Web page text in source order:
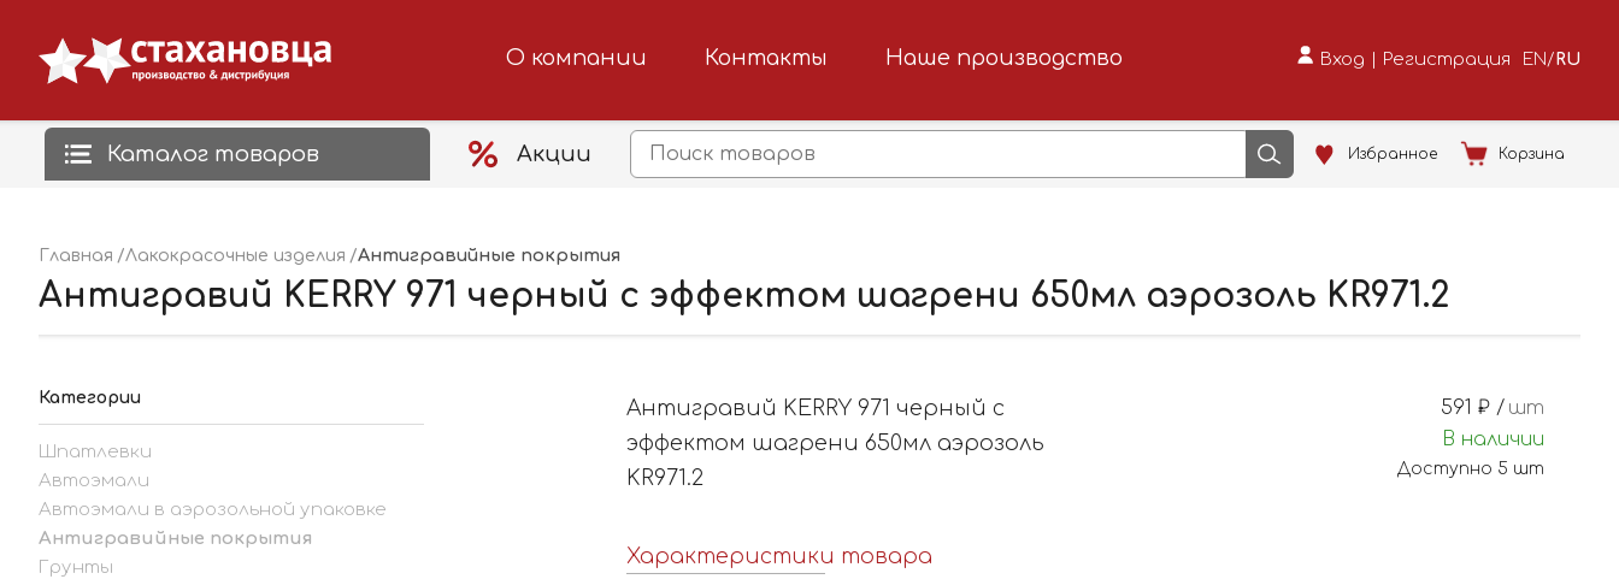
О компании Контакты Наше производство Вход | Регистрация EN /RU
Каталог товаров Акции Избранное Корзина
Главная Лакокрасочные изделия Антигравийные покрытия
Антигравий KERRY 971 черный с эффектом шагрени 650мл аэрозоль KR971.2
Категории
Шпатлевки
Автоэмали
Автоэмали в аэрозольной упаковке
Антигравийные покрытия
Грунты
Антигравий KERRY 971 черный с
эффектом шагрени 650мл аэрозоль
KR971.2
Характеристики товара
591 ₽ / шт
В наличии
Доступно 5 шт